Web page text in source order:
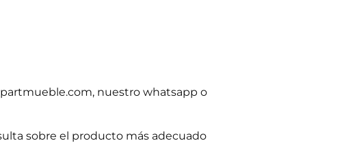
nuestro whatsapp o
sobre el producto más adecuado